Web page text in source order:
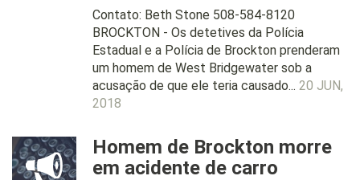
Contato: Beth Stone 508-584-8120
BROCKTON - Os detetives da Polícia
Estadual e a Polícia de Brockton prenderam
um homem de West Bridgewater sob a
acusação de que ele teria causado... 20 JUN,
2018
Homem de Brockton morre
em acidente de carro